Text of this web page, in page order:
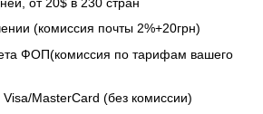
(комиссия почты 2%+20грн)
ФОП(комиссия по тарифам вашего
Visa/MasterCard (без комиссии)